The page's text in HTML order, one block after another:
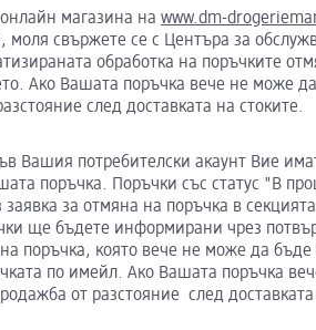
магазина на www.dm-
свържете се с Центъра за
обработка на поръчките
Ако Вашата поръчка вече не може
след доставката на стоките.
Вашия потребителски акаунт Вие
поръчка. Поръчки със статус "В
за отмяна на поръчка в
ще бъдете информирани чрез
поръчка, която вече не може да
по имейл. Ако Вашата поръчка
от разстояние след доставката